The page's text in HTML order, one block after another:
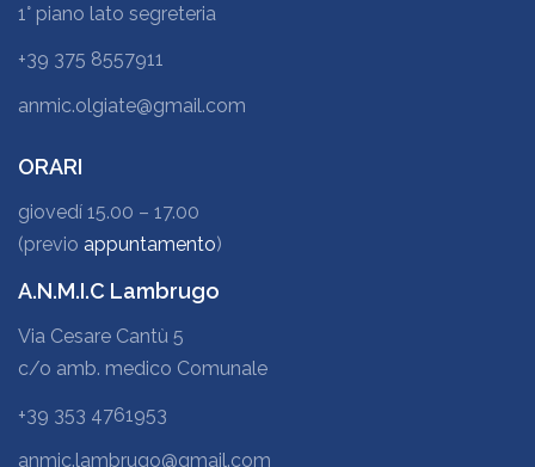
1° piano lato segreteria
+39 375 8557911
anmic.olgiate@gmail.com
ORARI
giovedí 15.00 – 17.00
(previo appuntamento)
A.N.M.I.C Lambrugo
Via Cesare Cantù 5
c/o amb. medico Comunale
+39 353 4761953
anmic.lambrugo@gmail.com